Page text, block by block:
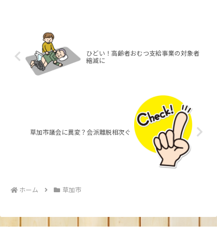
ひどい！高齢者おむつ支給事業の対象者
縮減に
草加市議会に異変？会派離脱相次ぐ
ホーム 草加市